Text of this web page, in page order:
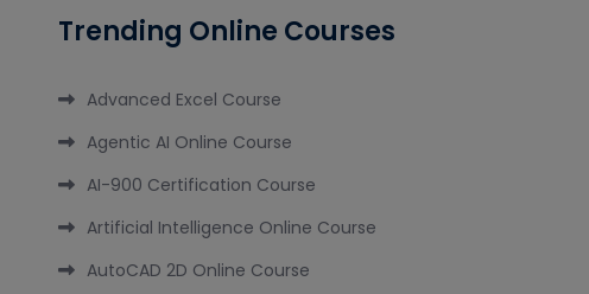
Trending Online Courses
Advanced Excel Course
Agentic AI Online Course
AI-900 Certification Course
Artificial Intelligence Online Course
AutoCAD 2D Online Course